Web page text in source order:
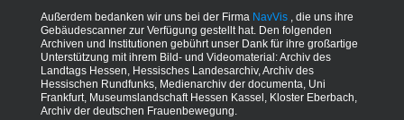
Außerdem bedanken wir uns bei der Firma NavVis, die uns ihre
Gebäudescanner zur Verfügung gestellt hat. Den folgenden
Archiven und Institutionen gebührt unser Dank für ihre großartige
Unterstützung mit ihrem Bild- und Videomaterial: Archiv des
Landtags Hessen, Hessisches Landesarchiv, Archiv des
Hessischen Rundfunks, Medienarchiv der documenta, Uni
Frankfurt, Museumslandschaft Hessen Kassel, Kloster Eberbach,
Archiv der deutschen Frauenbewegung.